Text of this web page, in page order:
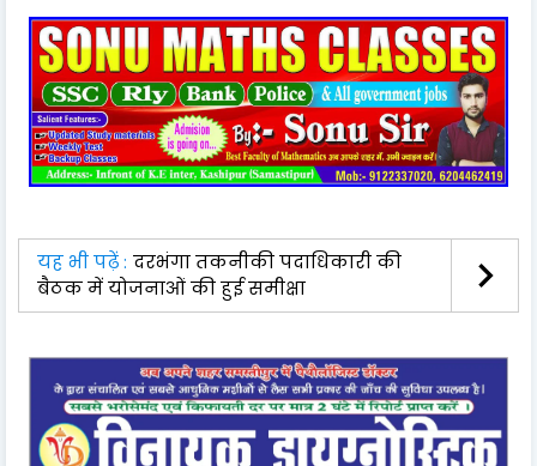
यह भी पढ़ें : दरभंगा तकनीकी पदाधिकारी की
बैठक में योजनाओं की हुई समीक्षा